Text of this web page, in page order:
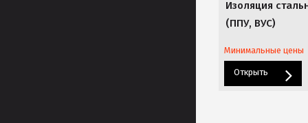
Изоляция
(ППУ, ВУС)
Минимальные цены
Открыть